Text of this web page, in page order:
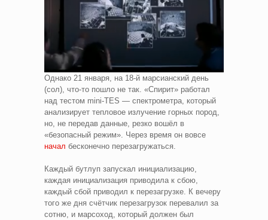
Однако 21 января, на 18-й марсианский день
(сол), что-то пошло не так. «Спирит» работал
над тестом mini-TES — спектрометра, который
анализирует тепловое излучение горных пород,
но, не передав данные, резко вошёл в
«безопасный режим». Через время он вовсе
начал бесконечно перезагружаться.
Каждый бутлуп запускал инициализацию,
каждая инициализация приводила к сбою,
каждый сбой приводил к перезагрузке. К вечеру
того же дня счётчик перезагрузок перевалил за
сотню, и марсоход, который должен был